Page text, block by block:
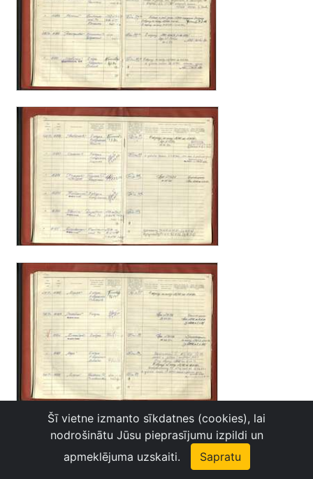
Šī vietne izmanto sīkdatnes (cookies), lai
nodrošinātu Jūsu pieprasījumu izpildi un
apmeklējuma uzskaiti.
Sapratu